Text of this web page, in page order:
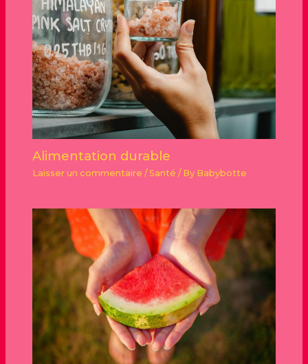
Alimentation durable
Laisser un commentaire /Santé / By Babybotte